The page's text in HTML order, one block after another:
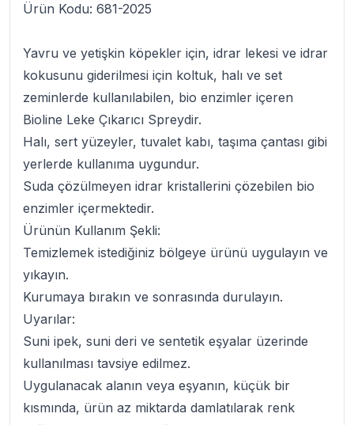
Ürün Kodu: 681-2025
Yavru ve yetişkin köpekler için, idrar lekesi ve idrar
kokusunu giderilmesi için koltuk, halı ve set
zeminlerde kullanılabilen, bio enzimler içeren
Bioline Leke Çıkarıcı Spreydir.
Halı, sert yüzeyler, tuvalet kabı, taşıma çantası gibi
yerlerde kullanıma uygundur.
Suda çözülmeyen idrar kristallerini çözebilen bio
enzimler içermektedir.
Ürünün Kullanım Şekli:
Temizlemek istediğiniz bölgeye ürünü uygulayın ve
yıkayın.
Kurumaya bırakın ve sonrasında durulayın.
Uyarılar:
Suni ipek, suni deri ve sentetik eşyalar üzerinde
kullanılması tavsiye edilmez.
Uygulanacak alanın veya eşyanın, küçük bir
kısmında, ürün az miktarda damlatılarak renk